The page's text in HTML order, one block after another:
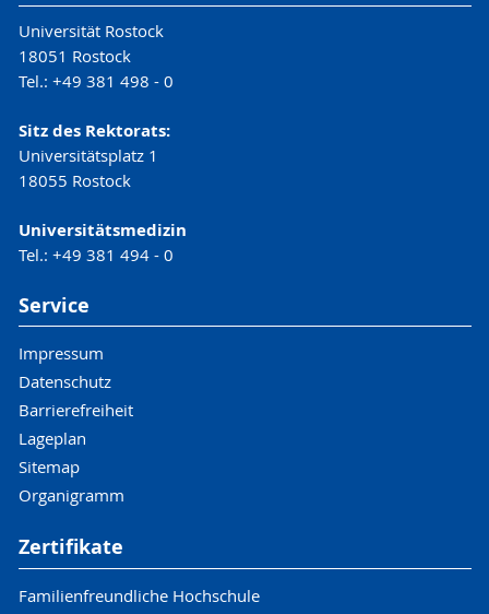
Universität Rostock
18051 Rostock
Tel.: +49 381 498 - 0
Sitz des Rektorats:
Universitätsplatz 1
18055 Rostock
Universitätsmedizin
Tel.: +49 381 494 - 0
Service
Impressum
Datenschutz
Barrierefreiheit
Lageplan
Sitemap
Organigramm
Zertifikate
Familienfreundliche Hochschule